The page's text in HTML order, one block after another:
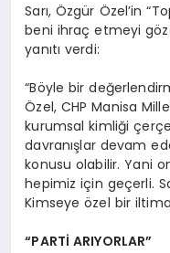
Sarı, Özgür Özel’in
beni ihraç etmeyi
yanıtı verdi:
“Böyle bir
Özel, CHP Manisa
kurumsal kimliği
davranışlar devam
konusu olabilir. Yani
hepimiz için geçerli.
Kimseye özel bir
“PARTİ ARIYORLAR”